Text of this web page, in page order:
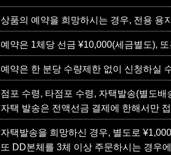
상품의 예약을 희망하시는 경우, 전용 용
예약은 1체당 선금 ¥10,000(세금별도),
예약은 한 분당 수량제한 없이 신청하실
점포 수령, 타점포 수령, 자택발송(별도
자택 발송은 전액선금 결제에 한해서만
자택발송을 희망하신 경우, 별도로
또 DD본체를 3체 이상 주문하시는 경우